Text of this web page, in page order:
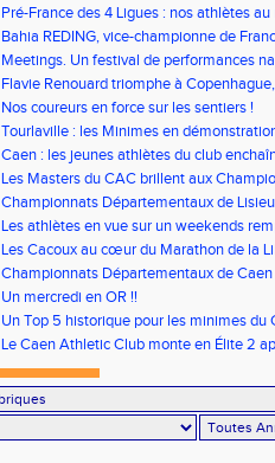
Pré-France des 4 Ligues : nos athlètes
Bahia REDING, vice-championne de
Meetings. Un festival de performances
concours
Flavie Renouard triomphe à
brillent sur tous les fronts
Nos coureurs en force sur les sentiers !
Tourlaville : les Minimes en
Caen : les jeunes athlètes du club
Les Masters du CAC brillent aux
Championnats Départementaux de
remarquables pour nos jeunes athlètes
Les athlètes en vue sur un weekends
Les Cacoux au cœur du Marathon de la
Championnats Départementaux de
rendez-vous
Un mercredi en OR !!
Un Top 5 historique pour les minimes du
Finale Nationale Equip’Athlé !
Le Caen Athletic Club monte en Élite 2